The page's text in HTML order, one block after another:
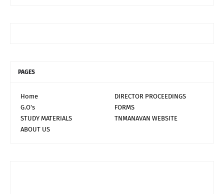
PAGES
Home
DIRECTOR PROCEEDINGS
G.O's
FORMS
STUDY MATERIALS
TNMANAVAN WEBSITE
ABOUT US